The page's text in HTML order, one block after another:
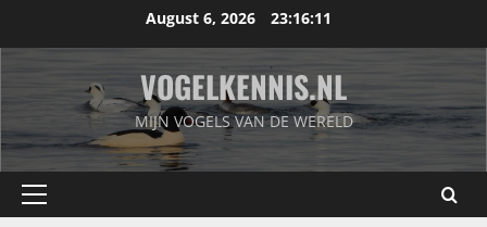
August 6, 2026 23:16:11
VOGELKENNIS.NL
MIJN VOGELS VAN DE WERELD
Primary